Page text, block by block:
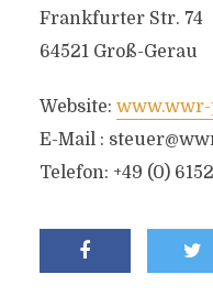
Frankfurter Str. 74
64521 Groß-Gerau
Website:
E-Mail :
Telefon: +49 (0)